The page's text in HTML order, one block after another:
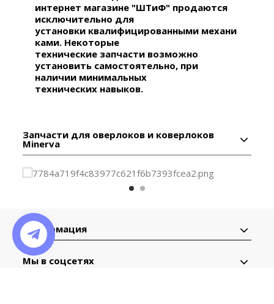
интернет магазине "ШТиФ" продаются
исключительно для
установки квалифицированными механи
ками. Некоторые
технические запчасти возможно
установить самостоятельно, при
наличии минимальных
технических навыков.
Запчасти для оверлоков и коверлоков
Minerva
Информация
Мы в соцсетях